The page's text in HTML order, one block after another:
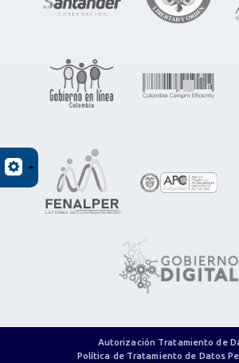
Autorización Tratamiento de
Política de Tratamiento de Datos